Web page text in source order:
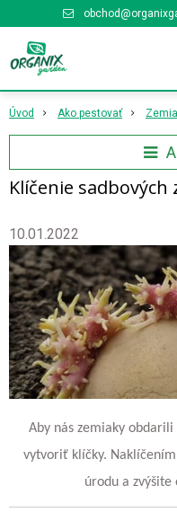
Úvod Ako pestovať
Klíčenie sadbových
10.01.2022
Aby nás zemiaky
vytvoriť klíčky.
úrodu a